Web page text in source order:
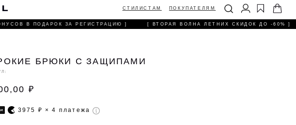
ПОКУПАТЕЛЯМ
В ПОДАРОК ЗА РЕГИСТРАЦИЮ ] [ ВТОРАЯ ВОЛНА ЛЕТНИХ СКИДОК ДО -60% ]
БРЮКИ С ЗАЩИПАМИ
₽
3975 ₽ × 4 платежа